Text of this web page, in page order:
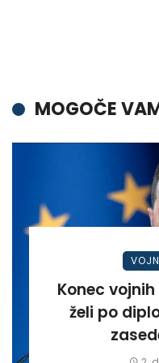
MOGOČE
Konec
želi po